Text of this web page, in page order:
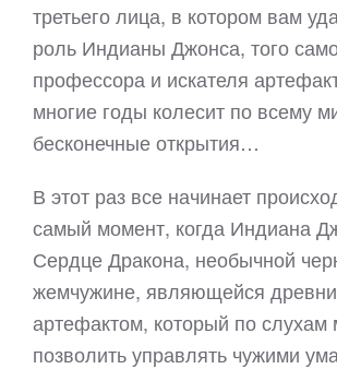
третьего лица, в котором вам
роль Индианы Джонса, того
профессора и искателя
многие годы колесит по всему
бесконечные открытия…
В этот раз все начинает
самый момент, когда Индиана
Сердце Дракона, необычной
жемчужине, являющейся
артефактом, который по слухам
позволить управлять чужими